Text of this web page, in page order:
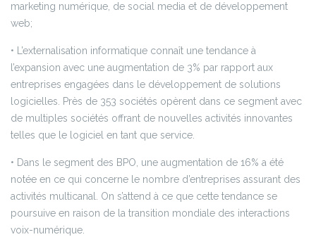
marketing numérique, de social media et de développement
web;
• L’externalisation informatique connaît une tendance à
l’expansion avec une augmentation de 3% par rapport aux
entreprises engagées dans le développement de solutions
logicielles. Près de 353 sociétés opèrent dans ce segment avec
de multiples sociétés offrant de nouvelles activités innovantes
telles que le logiciel en tant que service.
• Dans le segment des BPO, une augmentation de 16% a été
notée en ce qui concerne le nombre d’entreprises assurant des
activités multicanal. On s’attend à ce que cette tendance se
poursuive en raison de la transition mondiale des interactions
voix-numérique.